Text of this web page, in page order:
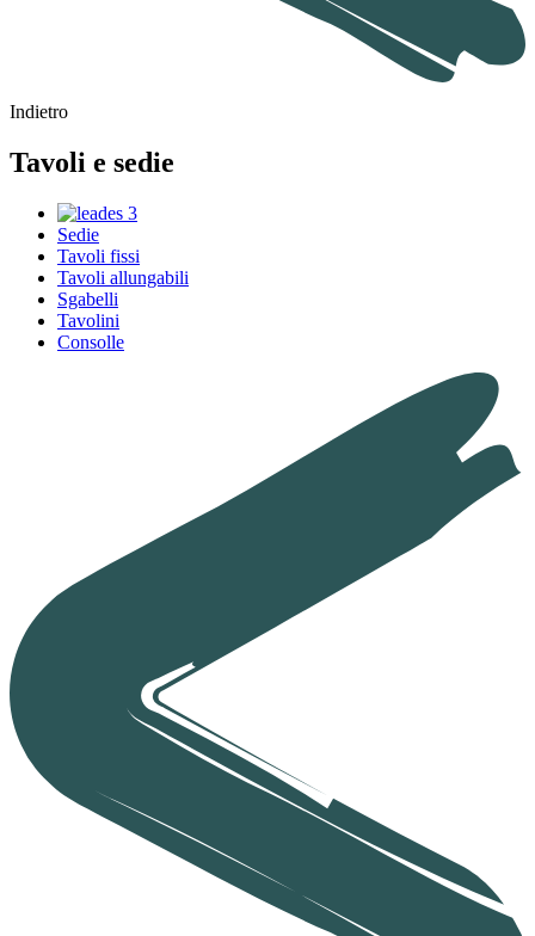
Indietro
Tavoli e sedie
Sedie
Tavoli fissi
Tavoli allungabili
Sgabelli
Tavolini
Consolle